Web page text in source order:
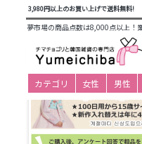
3,980円以上のお買い上げで送料無料!
夢市場の商品点数は8,000点以上！
カテゴリ 女性 男性
商品カテゴリ一覧>仕立
作>キッズチョゴリ(3～8
ト> パジチョゴリセットy